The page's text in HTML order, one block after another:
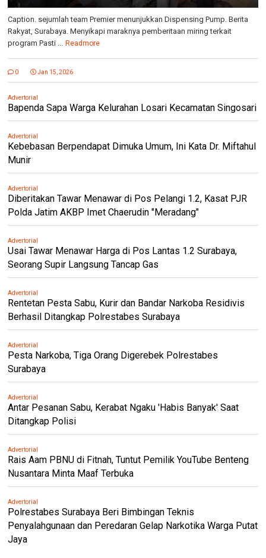
Caption. sejumlah team Premier menunjukkan Dispensing Pump. Berita
Rakyat, Surabaya. Menyikapi maraknya pemberitaan miring terkait
program Pasti ... Readmore
0 Jan 15, 2026
Advertorial
Bapenda Sapa Warga Kelurahan Losari Kecamatan Singosari
Advertorial
Kebebasan Berpendapat Dimuka Umum, Ini Kata Dr. Miftahul
Munir
Advertorial
Diberitakan Tawar Menawar di Pos Pelangi 1.2, Kasat PJR
Polda Jatim AKBP Imet Chaerudin "Meradang"
Advertorial
Usai Tawar Menawar Harga di Pos Lantas 1.2 Surabaya,
Seorang Supir Langsung Tancap Gas
Advertorial
Rentetan Pesta Sabu, Kurir dan Bandar Narkoba Residivis
Berhasil Ditangkap Polrestabes Surabaya
Advertorial
Pesta Narkoba, Tiga Orang Digerebek Polrestabes
Surabaya
Advertorial
Antar Pesanan Sabu, Kerabat Ngaku 'Habis Banyak' Saat
Ditangkap Polisi
Advertorial
Rais Aam PBNU di Fitnah, Tuntut Pemilik YouTube Benteng
Nusantara Minta Maaf Terbuka
Advertorial
Polrestabes Surabaya Beri Bimbingan Teknis
Penyalahgunaan dan Peredaran Gelap Narkotika Warga Putat
Jaya